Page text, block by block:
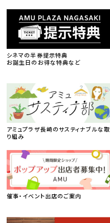
シネマの半券提示特典
お誕生日のお得な特典など
アミュプラザ長崎のサスティナブルな取
り組み
催事・イベント出店のご案内